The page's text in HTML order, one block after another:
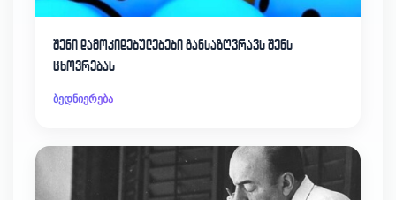
შენი დამოკიდებულებები განსაზღვრავს შენს
ცხოვრებას
ბედნიერება